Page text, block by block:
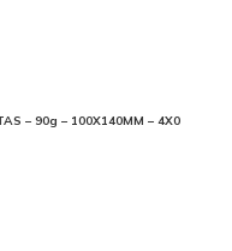
– 90g – 100X140MM – 4X0